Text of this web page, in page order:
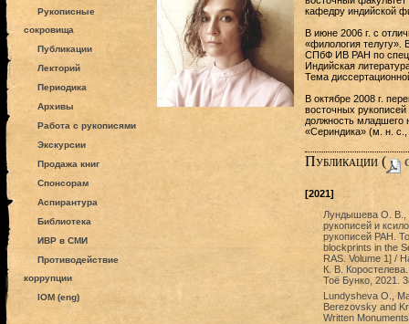
Рукописные
сокровища
Публикации
Лекторий
Периодика
Архивы
Работа с рукописями
Экскурсии
Продажа книг
Спонсорам
Аспирантура
Библиотека
ИВР в СМИ
Противодействие
коррупции
IOM (eng)
кафедру индийской
В июне 2006 г. с
«филология телугу».
СПбФ ИВ РАН по
Индийская
Тема
В октябре 2008 г.
восточных
должность младшего
«Сериндика» (м. н. с.,
Публикации (
[2021]
Лундышева О. В.,
рукописей и
рукописей РАН.
blockprints in the
RAS. Volume 1] /
К. В.
Тоё Бунко, 2021.
Lundysheva O.,
Berezovsky and
Written